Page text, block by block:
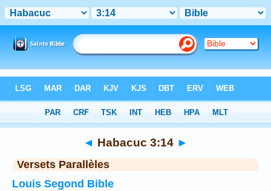
Chapitre 3 > Verset 14
◄ Habacuc 3:14 ►
Versets Parallèles
Louis Segond Bible